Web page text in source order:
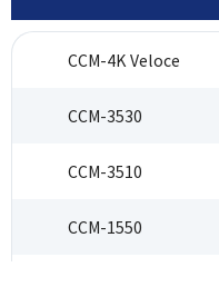
CCM-4K Veloce
CCM-3530
CCM-3510
CCM-1550